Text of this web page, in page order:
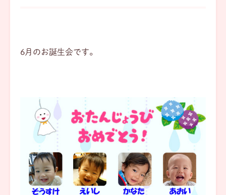
6月のお誕生会です。